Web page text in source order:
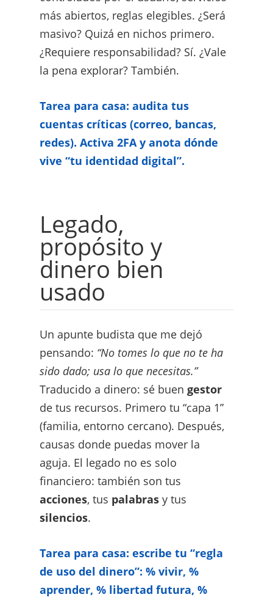
más abiertos, reglas elegibles. ¿Será
masivo? Quizá en nichos primero.
¿Requiere responsabilidad? Sí. ¿Vale
la pena explorar? También.
Tarea para casa: audita tus
cuentas críticas (correo, bancas,
redes). Activa 2FA y anota dónde
vive “tu identidad digital”.
Legado,
propósito y
dinero bien
usado
Un apunte budista que me dejó
pensando: “No tomes lo que no te ha
sido dado; usa lo que necesitas.”
Traducido a dinero: sé buen gestor
de tus recursos. Primero tu “capa 1”
(familia, entorno cercano). Después,
causas donde puedas mover la
aguja. El legado no es solo
financiero: también son tus
acciones, tus palabrasy tus
silencios.
Tarea para casa: escribe tu “regla
de uso del dinero”: % vivir, %
aprender, % libertad futura, %